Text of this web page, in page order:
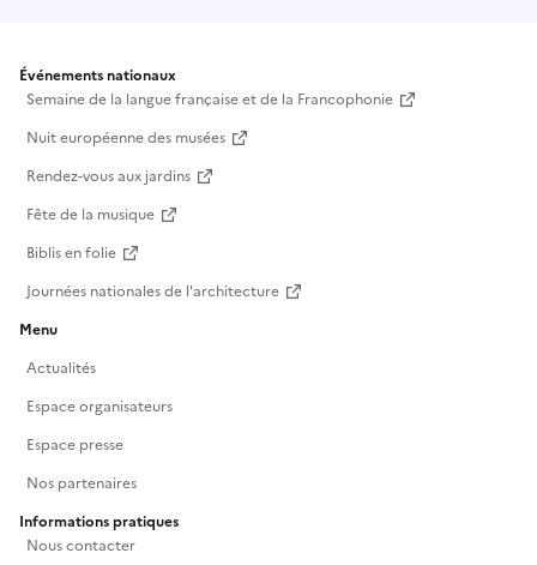
Événements nationaux
Semaine de la langue française et de la Francophonie
Nuit européenne des musées
Rendez-vous aux jardins
Fête de la musique
Biblis en folie
Journées nationales de l'architecture
Menu
Actualités
Espace organisateurs
Espace presse
Nos partenaires
Informations pratiques
Nous contacter